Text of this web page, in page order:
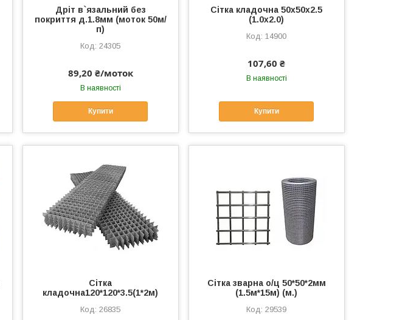
Дріт в`язальний без
покриття д.1.8мм (моток 50м/
п)
24305
89,20 ₴/моток
В наявності
Купити
Сітка кладочна 50х50х2.5
(1.0х2.0)
14900
107,60 ₴
В наявності
Купити
Сітка
кладочна120*120*3.5(1*2м)
26835
Сітка зварна о/ц 50*50*2мм
(1.5м*15м) (м.)
29539